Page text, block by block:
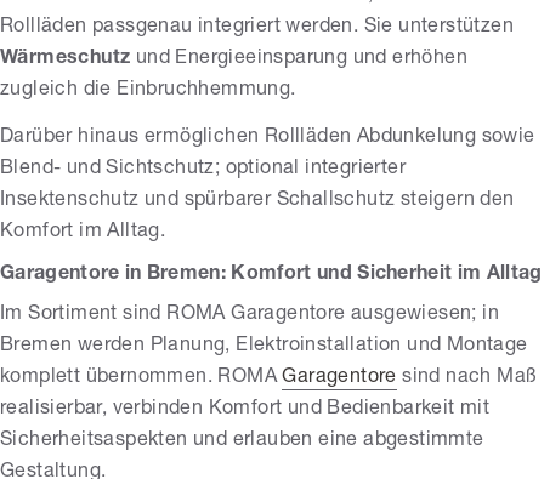
Rollläden passgenau integriert werden. Sie unterstützen
Wärmeschutz und Energieeinsparung und erhöhen
zugleich die Einbruchhemmung.
Darüber hinaus ermöglichen Rollläden Abdunkelung sowie
Blend- und Sichtschutz; optional integrierter
Insektenschutz und spürbarer Schallschutz steigern den
Komfort im Alltag.
Garagentore in Bremen: Komfort und Sicherheit im Alltag
Im Sortiment sind ROMA Garagentore ausgewiesen; in
Bremen werden Planung, Elektroinstallation und Montage
komplett übernommen. ROMAGaragentore sind nach Maß
realisierbar, verbinden Komfort und Bedienbarkeit mit
Sicherheitsaspekten und erlauben eine abgestimmte
Gestaltung.